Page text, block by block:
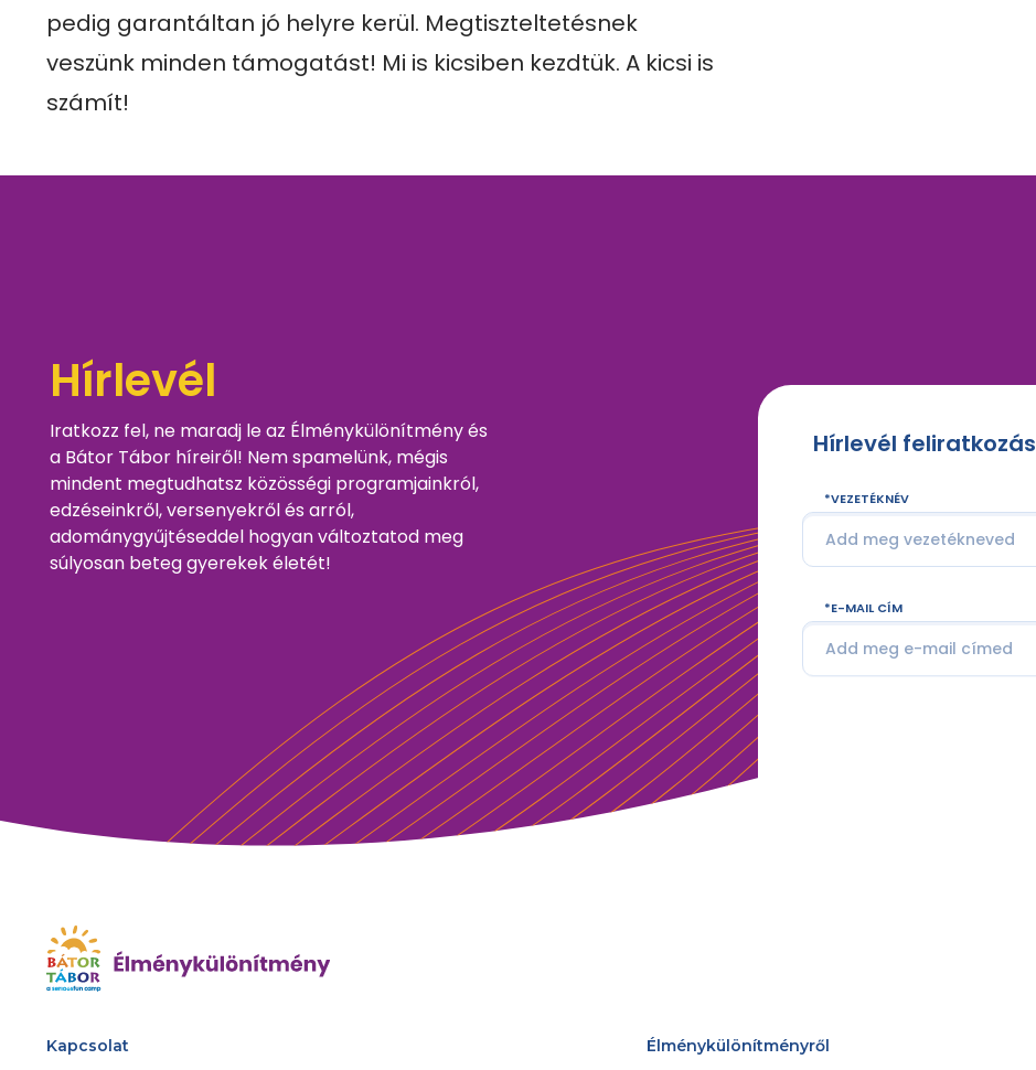
pedig garantáltan jó helyre kerül. Megtiszteltetésnek
veszünk minden támogatást! Mi is kicsiben kezdtük. A kicsi is
számít!
Hírlevél
Iratkozz fel, ne maradj le az Élménykülönítmény és
a Bátor Tábor híreiről! Nem spamelünk, mégis
mindent megtudhatsz közösségi programjainkról,
edzéseinkről, versenyekről és arról,
adománygyűjtéseddel hogyan változtatod meg
súlyosan beteg gyerekek életét!
Hírlevél feliratkozás
VEZETÉKNÉV
E-MAIL CÍM
Kapcsolat Élménykülönítményről